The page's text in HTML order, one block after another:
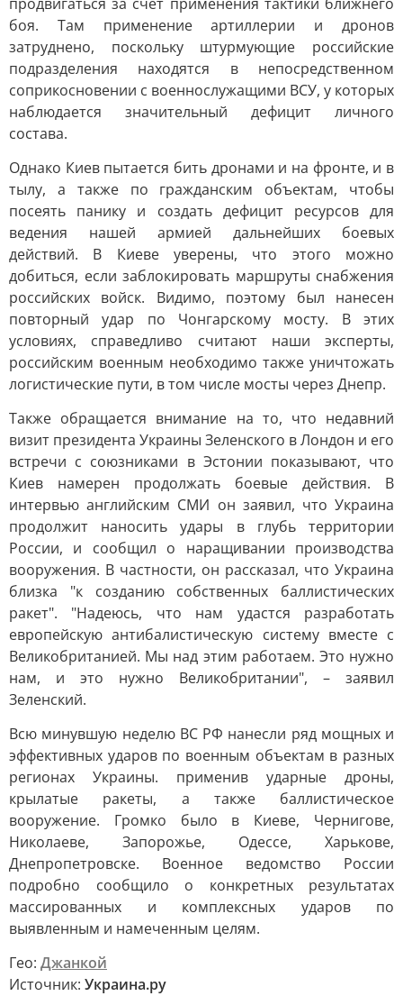
боя. Там применение артиллерии и дронов
затруднено, поскольку штурмующие российские
подразделения находятся в непосредственном
соприкосновении с военнослужащими ВСУ, у которых
наблюдается значительный дефицит личного
состава.
Однако Киев пытается бить дронами и на фронте, и в
тылу, а также по гражданским объектам, чтобы
посеять панику и создать дефицит ресурсов для
ведения нашей армией дальнейших боевых
действий. В Киеве уверены, что этого можно
добиться, если заблокировать маршруты снабжения
российских войск. Видимо, поэтому был нанесен
повторный удар по Чонгарскому мосту. В этих
условиях, справедливо считают наши эксперты,
российским военным необходимо также уничтожать
логистические пути, в том числе мосты через Днепр.
Также обращается внимание на то, что недавний
визит президента Украины Зеленского в Лондон и его
встречи с союзниками в Эстонии показывают, что
Киев намерен продолжать боевые действия. В
интервью английским СМИ он заявил, что Украина
продолжит наносить удары в глубь территории
России, и сообщил о наращивании производства
вооружения. В частности, он рассказал, что Украина
близка "к созданию собственных баллистических
ракет". "Надеюсь, что нам удастся разработать
европейскую антибалистическую систему вместе с
Великобританией. Мы над этим работаем. Это нужно
нам, и это нужно Великобритании", – заявил
Зеленский.
Всю минувшую неделю ВС РФ нанесли ряд мощных и
эффективных ударов по военным объектам в разных
регионах Украины. применив ударные дроны,
крылатые ракеты, а также баллистическое
вооружение. Громко было в Киеве, Чернигове,
Николаеве, Запорожье, Одессе, Харькове,
Днепропетровске. Военное ведомство России
подробно сообщило о конкретных результатах
массированных и комплексных ударов по
выявленным и намеченным целям.
Гео: Джанкой
Источник: Украина.ру